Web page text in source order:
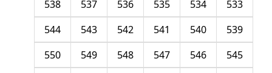
533
534
535
536
537
538
539
540
541
542
543
544
545
546
547
548
549
550